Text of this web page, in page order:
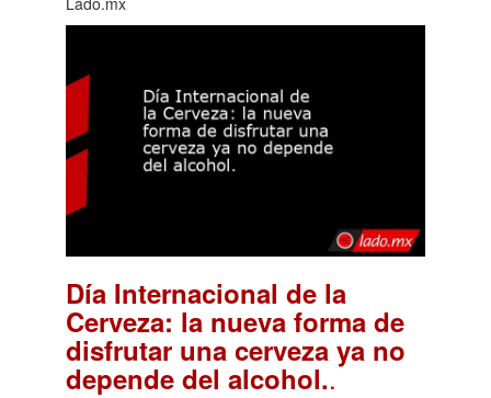
Día Internacional de la
Cerveza: la nueva forma de
disfrutar una cerveza ya no
depende del alcohol..